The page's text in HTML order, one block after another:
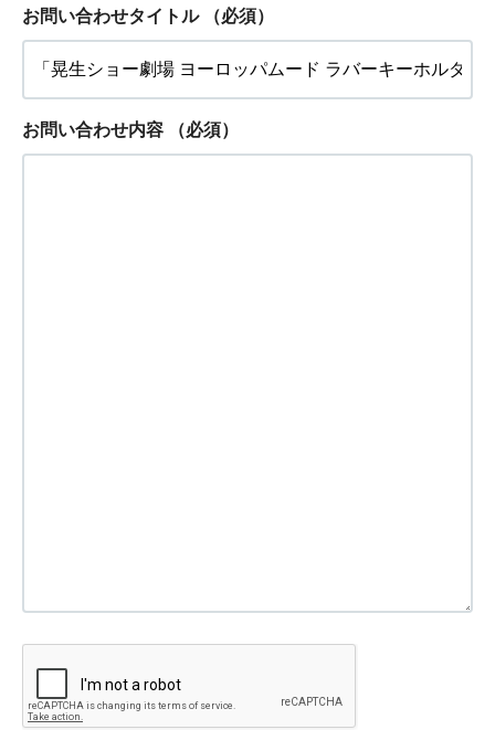
お問い合わせタイトル （必須）
お問い合わせ内容 （必須）